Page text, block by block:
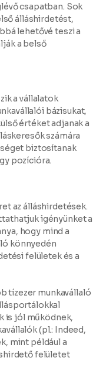
csapatban. Sok
álláshirdetést,
lehetővé teszi a
a belső
a vállalatok
bázisukat,
értéket adjanak a
számára
biztosítanak
pozícióra.
az álláshirdetések.
igényünket a
hogy mind a
könnyedén
felületek és a
tízezer munkavállaló
is jól működnek,
(pl.: Indeed,
mint például a
felületet